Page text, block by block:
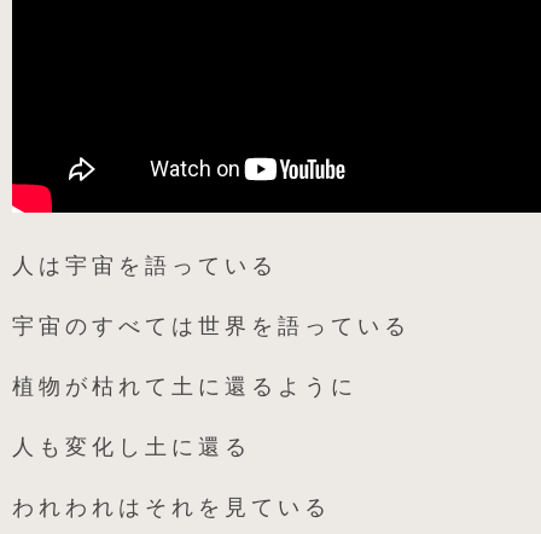
人は宇宙を語っている
宇宙のすべては世界を語っている
植物が枯れて土に還るように
人も変化し土に還る
われわれはそれを見ている